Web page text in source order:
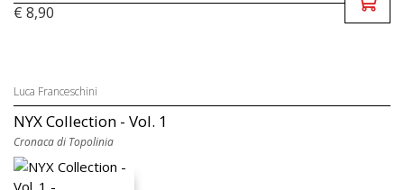
€ 8,90
Luca Franceschini
NYX Collection - Vol. 1
Cronaca di Topolinia